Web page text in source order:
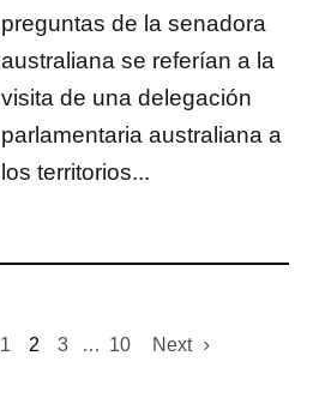
preguntas de la senadora
australiana se referían a la
visita de una delegación
parlamentaria australiana a
los territorios...
1 2 3 … 10 Next